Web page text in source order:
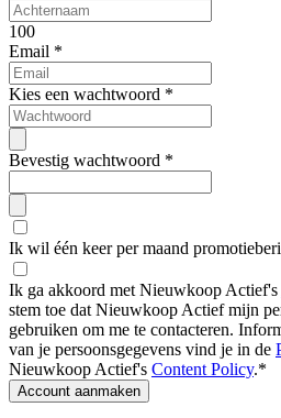
100
Email *
Kies een wachtwoord *
Bevestig wachtwoord *
Ik wil één keer per maand
Ik ga akkoord met Nieuwkoop Actief's
stem toe dat Nieuwkoop Actief mijn
gebruiken om me te contacteren.
van je persoonsgegevens vind je in de
Nieuwkoop Actief's Content Policy.*
Account aanmaken